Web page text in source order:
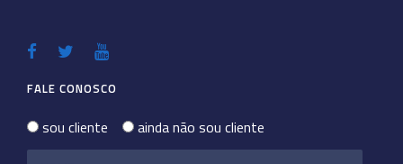
FALE CONOSCO
sou cliente ainda não sou cliente